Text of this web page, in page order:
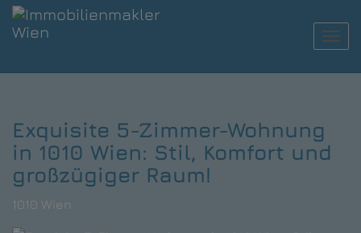
Exquisite 5-Zimmer-Wohnung
in 1010 Wien: Stil, Komfort und
großzügiger Raum!
1010 Wien